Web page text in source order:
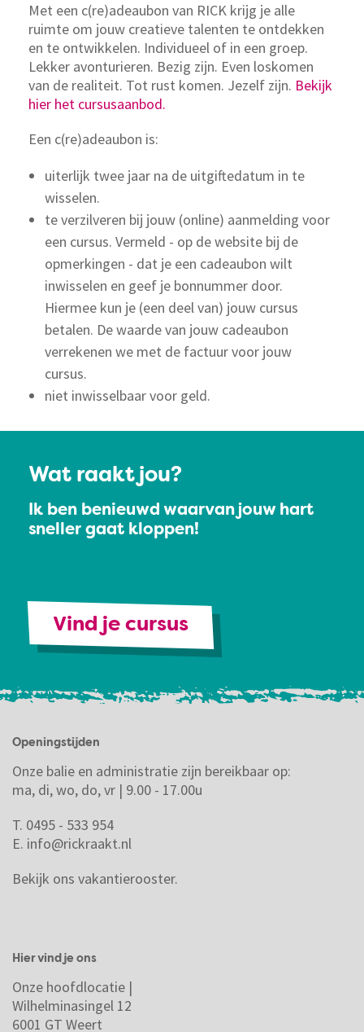
Met een c(re)adeaubon van RICK krijg je alle
ruimte om jouw creatieve talenten te ontdekken
en te ontwikkelen. Individueel of in een groep.
Lekker avonturieren. Bezig zijn. Even loskomen
van de realiteit. Tot rust komen. Jezelf zijn. Bekijk
hier het cursusaanbod.
Een c(re)adeaubon is:
uiterlijk twee jaar na de uitgiftedatum in te
wisselen.
te verzilveren bij jouw (online) aanmelding voor
een cursus. Vermeld - op de website bij de
opmerkingen - dat je een cadeaubon wilt
inwisselen en geef je bonnummer door.
Hiermee kun je (een deel van) jouw cursus
betalen. De waarde van jouw cadeaubon
verrekenen we met de factuur voor jouw
cursus.
niet inwisselbaar voor geld.
Wat raakt jou?
Ik ben benieuwd waarvan jouw hart
sneller gaat kloppen!
Vind je cursus
Openingstijden
Onze balie en administratie zijn bereikbaar op:
ma, di, wo, do, vr | 9.00 - 17.00u
T. 0495 - 533 954
E. info@rickraakt.nl
Bekijk ons vakantierooster.
Hier vind je ons
Onze hoofdlocatie |
Wilhelminasingel 12
6001 GT Weert